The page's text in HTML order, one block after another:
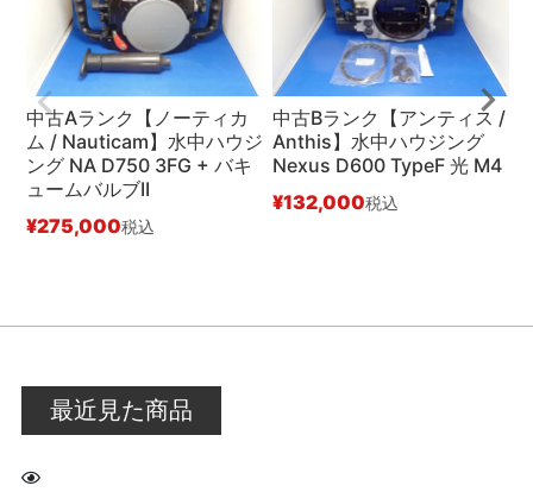
中古Aランク【ノーティカ
ム / Nauticam】水中ハウジ
ング NA D750 3FG + バキ
ュームバルブII
¥275,000税込
中古Bランク【アンティス /
Anthis】水中ハウジング
Nexus D600 TypeF 光 M4
¥132,000税込
最近見た商品